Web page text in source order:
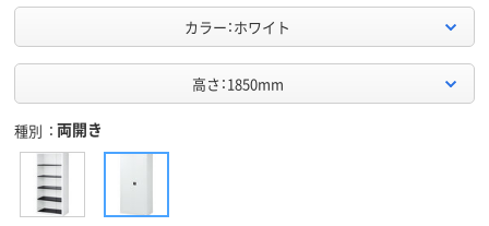
カラー：ホワイト
高さ：1850mm
種別 両開き